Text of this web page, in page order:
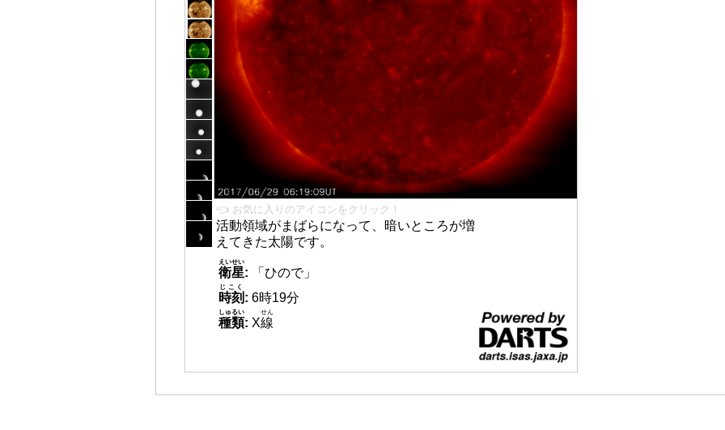
👈 お気に入りのアイコンをクリック！
活動領域がまばらになって、暗いところが増
えてきた太陽です。
衛星
えいせい
:
「ひので」
時刻
じこく
: 6時19分
種類
しゅるい
: X線
せん